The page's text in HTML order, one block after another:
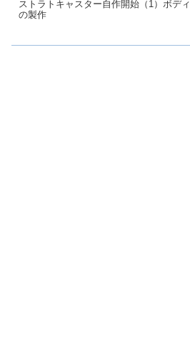
ストラトキャスター自作開始（1）ボディ
の製作